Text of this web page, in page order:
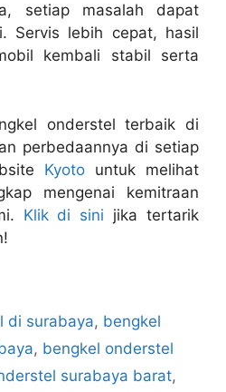
setiap masalah dapat
Servis lebih cepat, hasil
kembali stabil serta
onderstel terbaik di
perbedaannya di setiap
Kyoto untuk melihat
mengenai kemitraan
Klik di sini jika tertarik
di surabaya, bengkel
, bengkel onderstel
surabaya barat,